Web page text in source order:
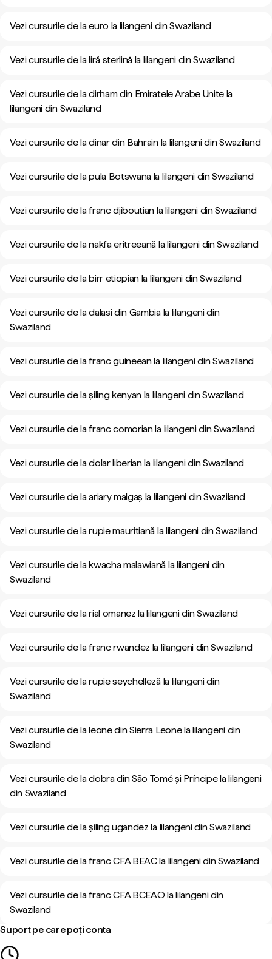
Vezi cursurile de la euro la lilangeni din Swaziland
Vezi cursurile de la liră sterlină la lilangeni din Swaziland
Vezi cursurile de la dirham din Emiratele Arabe Unite la
lilangeni din Swaziland
Vezi cursurile de la dinar din Bahrain la lilangeni din Swaziland
Vezi cursurile de la pula Botswana la lilangeni din Swaziland
Vezi cursurile de la franc djiboutian la lilangeni din Swaziland
Vezi cursurile de la nakfa eritreeană la lilangeni din Swaziland
Vezi cursurile de la birr etiopian la lilangeni din Swaziland
Vezi cursurile de la dalasi din Gambia la lilangeni din
Swaziland
Vezi cursurile de la franc guineean la lilangeni din Swaziland
Vezi cursurile de la șiling kenyan la lilangeni din Swaziland
Vezi cursurile de la franc comorian la lilangeni din Swaziland
Vezi cursurile de la dolar liberian la lilangeni din Swaziland
Vezi cursurile de la ariary malgaș la lilangeni din Swaziland
Vezi cursurile de la rupie mauritiană la lilangeni din Swaziland
Vezi cursurile de la kwacha malawiană la lilangeni din
Swaziland
Vezi cursurile de la rial omanez la lilangeni din Swaziland
Vezi cursurile de la franc rwandez la lilangeni din Swaziland
Vezi cursurile de la rupie seychelleză la lilangeni din
Swaziland
Vezi cursurile de la leone din Sierra Leone la lilangeni din
Swaziland
Vezi cursurile de la dobra din São Tomé și Príncipe la lilangeni
din Swaziland
Vezi cursurile de la șiling ugandez la lilangeni din Swaziland
Vezi cursurile de la franc CFA BEAC la lilangeni din Swaziland
Vezi cursurile de la franc CFA BCEAO la lilangeni din
Swaziland
Suport pe care poți conta